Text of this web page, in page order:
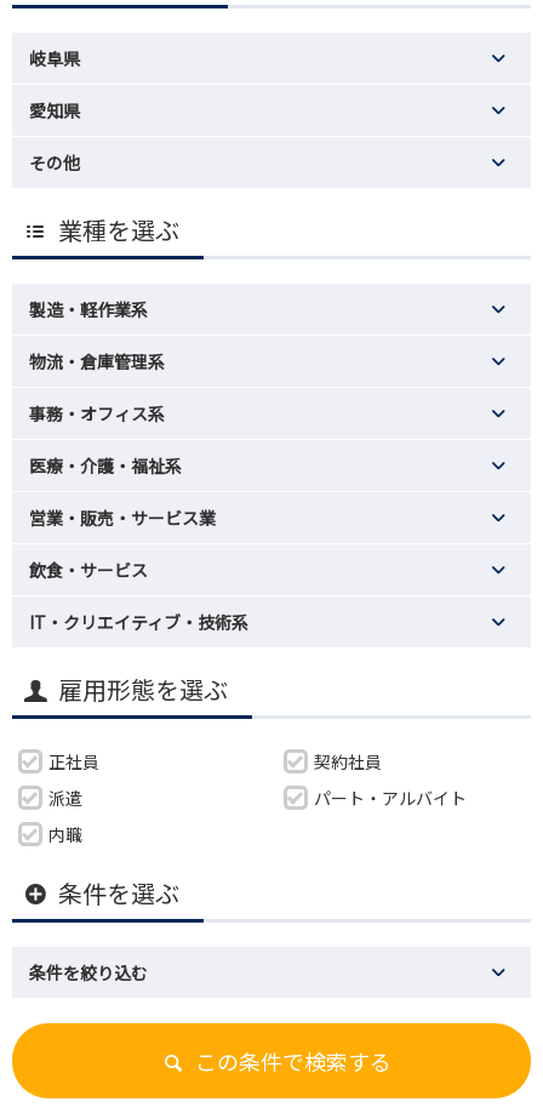
岐阜県
愛知県
その他
業種を選ぶ
製造・軽作業系
物流・倉庫管理系
事務・オフィス系
医療・介護・福祉系
営業・販売・サービス業
飲食・サービス
IT・クリエイティブ・技術系
雇用形態を選ぶ
正社員
契約社員
派遣
パート・アルバイト
内職
条件を選ぶ
条件を絞り込む
この条件で検索する